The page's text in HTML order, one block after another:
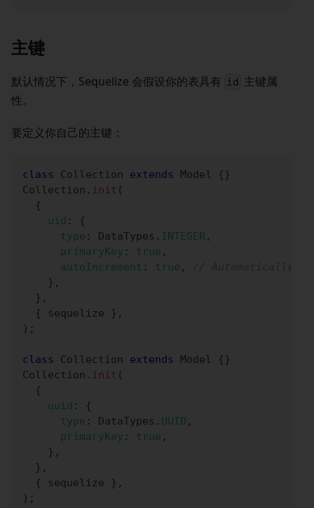
主键
默认情况下，Sequelize 会假设你的表具有 id 主键属
性。
要定义你自己的主键：
class Collection extends Model { }
Collection . init (
{
uid :
{
type : DataTypes . INTEGER ,
primaryKey : true ,
autoIncrement : true ,
} ,
} ,
{
sequelize } ,
) ;
class Collection extends Model { }
Collection . init (
{
uuid :
{
type : DataTypes . UUID ,
primaryKey : true ,
} ,
} ,
{
sequelize } ,
) ;